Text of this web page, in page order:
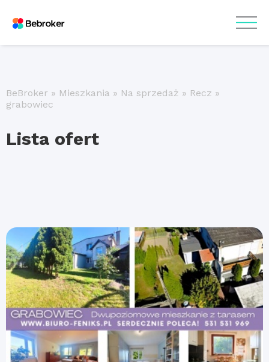
BeBroker » Mieszkania » Na sprzedaż » Recz »
grabowiec
Lista ofert